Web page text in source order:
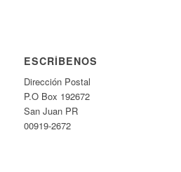
ESCRÍBENOS
Dirección Postal
P.O Box 192672
San Juan PR
00919-2672